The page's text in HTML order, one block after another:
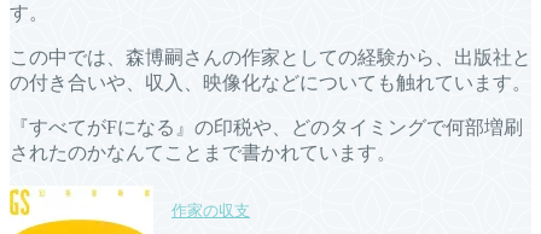
す。
この中では、森博嗣さんの作家としての経験から、出版社と
の付き合いや、収入、映像化などについても触れています。
『すべてがFになる』の印税や、どのタイミングで何部増刷
されたのかなんてことまで書かれています。
作家の収支